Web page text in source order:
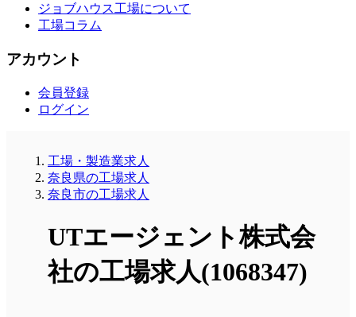
ジョブハウス工場について
工場コラム
アカウント
会員登録
ログイン
工場・製造業求人
奈良県の工場求人
奈良市の工場求人
UTエージェント株式会
社の工場求人(1068347)